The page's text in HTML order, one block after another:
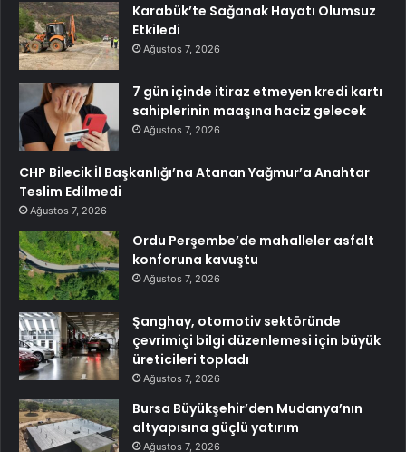
Karabük’te Sağanak Hayatı Olumsuz
Etkiledi
Ağustos 7, 2026
7 gün içinde itiraz etmeyen kredi kartı
sahiplerinin maaşına haciz gelecek
Ağustos 7, 2026
CHP Bilecik İl Başkanlığı’na Atanan Yağmur’a Anahtar
Teslim Edilmedi
Ağustos 7, 2026
Ordu Perşembe’de mahalleler asfalt
konforuna kavuştu
Ağustos 7, 2026
Şanghay, otomotiv sektöründe
çevrimiçi bilgi düzenlemesi için büyük
üreticileri topladı
Ağustos 7, 2026
Bursa Büyükşehir’den Mudanya’nın
altyapısına güçlü yatırım
Ağustos 7, 2026